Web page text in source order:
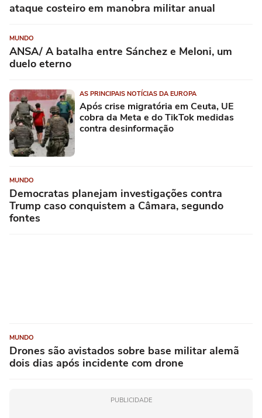
ataque costeiro em manobra militar anual
MUNDO
ANSA/ A batalha entre Sánchez e Meloni, um
duelo eterno
AS PRINCIPAIS NOTÍCIAS DA EUROPA
Após crise migratória em Ceuta, UE
cobra da Meta e do TikTok medidas
contra desinformação
MUNDO
Democratas planejam investigações contra
Trump caso conquistem a Câmara, segundo
fontes
MUNDO
Drones são avistados sobre base militar alemã
dois dias após incidente com drone
PUBLICIDADE